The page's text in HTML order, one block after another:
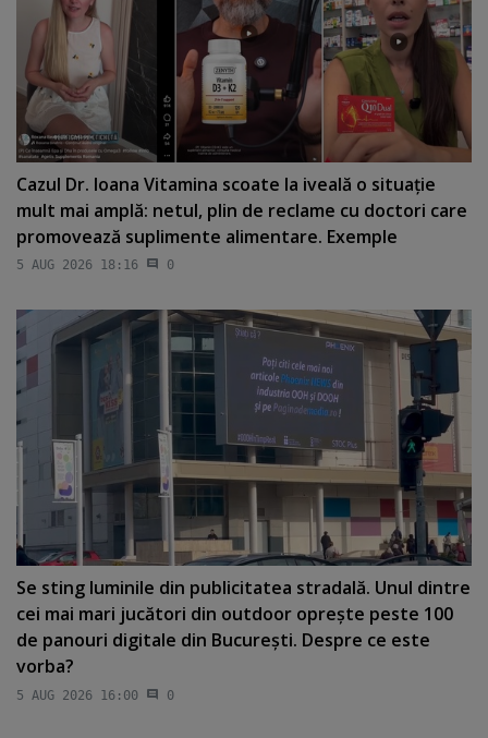
Cazul Dr. Ioana Vitamina scoate la iveală o situaţie
mult mai amplă: netul, plin de reclame cu doctori care
promovează suplimente alimentare. Exemple
5 AUG 2026 18:16 0
Se sting luminile din publicitatea stradală. Unul dintre
cei mai mari jucători din outdoor opreşte peste 100
de panouri digitale din Bucureşti. Despre ce este
vorba?
5 AUG 2026 16:00 0